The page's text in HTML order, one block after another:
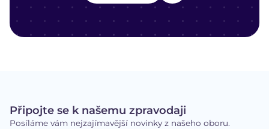
Připojte se k našemu zpravodaji
Posíláme vám nejzajímavější novinky z našeho oboru.